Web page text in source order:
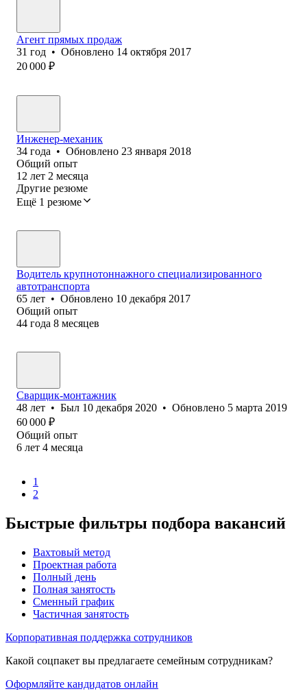
Агент прямых продаж
31 год • Обновлено 14 октября 2017
20 000 ₽
Инженер-механик
34 года • Обновлено 23 января 2018
Общий опыт
12 лет 2 месяца
Другие резюме
Ещё 1 резюме
Водитель крупнотоннажного специализированного
автотранспорта
65 лет • Обновлено 10 декабря 2017
Общий опыт
44 года 8 месяцев
Сварщик-монтажник
48 лет • Был 10 декабря 2020 • Обновлено 5 марта 2019
60 000 ₽
Общий опыт
6 лет 4 месяца
1
2
Быстрые фильтры подбора вакансий
Вахтовый метод
Проектная работа
Полный день
Полная занятость
Сменный график
Частичная занятость
Корпоративная поддержка сотрудников
Какой соцпакет вы предлагаете семейным сотрудникам?
Оформляйте кандидатов онлайн